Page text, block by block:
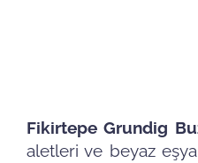
Fikirtepe Grundig
aletleri ve beyaz